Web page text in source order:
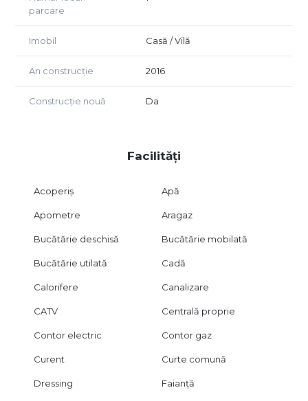
parcare
Imobil Casă / Vilă
An construcție 2016
Construcție nouă Da
Facilități
Acoperiș Apă
Apometre Aragaz
Bucătărie deschisă Bucătărie mobilată
Bucătărie utilată Cadă
Calorifere Canalizare
CATV Centrală proprie
Contor electric Contor gaz
Curent Curte comună
Dressing Faianță